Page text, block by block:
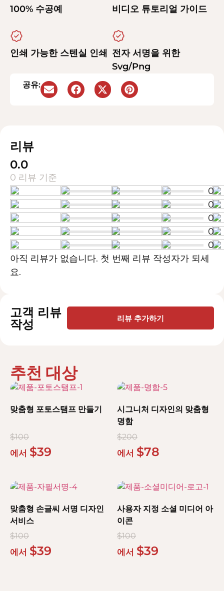
100% 수공예 비디오 튜토리얼 가이드
인쇄 가능한 스텐실 인쇄
전자 서명을 위한
Svg/Png
공유:
리뷰
0.0
0 리뷰 기준
0
0
0
0
0
아직 리뷰가 없습니다. 첫 번째 리뷰 작성자가 되세
요.
고객 리뷰
작성
리뷰 추가하기
추천 대상
맞춤형 포토스탬프 만들기
$100
에서 $39
시그니처 디자인의 맞춤형
명함
$200
에서 $78
맞춤형 손글씨 서명 디자인
서비스
$100
에서 $39
사용자 지정 소셜 미디어 아
이콘
$100
에서 $39